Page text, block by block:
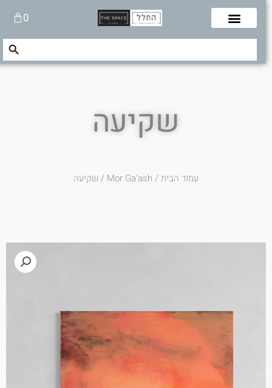
0עגלת
קניות
Search
Search Button
שקיעה
עמוד הבית/
Mor Ga'ash/ שקיעה